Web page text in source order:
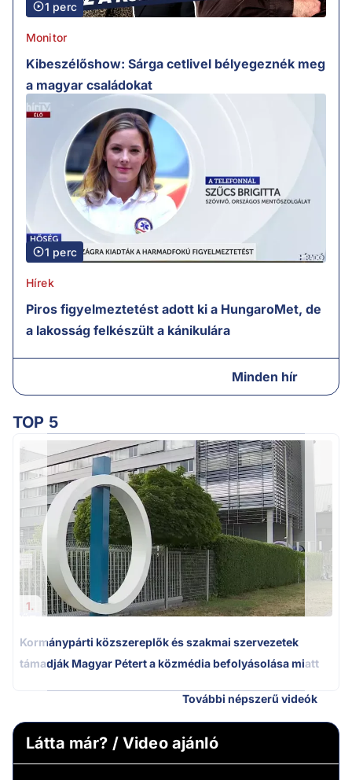
1 perc
Monitor
Kibeszélőshow: Sárga cetlivel bélyegeznék meg
a magyar családokat
1 perc
Hírek
Piros figyelmeztetést adott ki a HungaroMet, de
a lakosság felkészült a kánikulára
Minden hír
TOP 5
1.
Kormánypárti közszereplők és szakmai szervezetek
támadják Magyar Pétert a közmédia befolyásolása miatt
További népszerű videók
Látta már? / Video ajánló